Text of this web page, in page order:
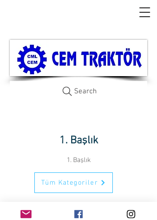
Search
1. Başlık
1. Başlık
Tüm Kategoriler